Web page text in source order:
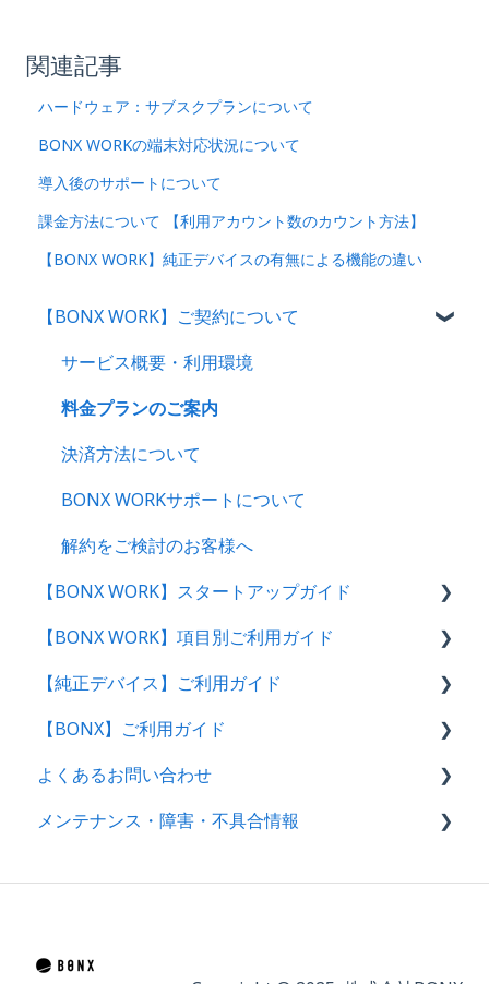
関連記事
ハードウェア：サブスクプランについて
BONX WORKの端末対応状況について
導入後のサポートについて
課金方法について 【利用アカウント数のカウント方法】
【BONX WORK】純正デバイスの有無による機能の違い
【BONX WORK】ご契約について
サービス概要・利用環境
料金プランのご案内
決済方法について
BONX WORKサポートについて
解約をご検討のお客様へ
【BONX WORK】スタートアップガイド
スタートアップガイド・動画
管理者向け操作ガイド
アプリユーザー向け操作ガイド｜ログイン方法
【BONX WORK】項目別ご利用ガイド
グループトークの始め方
テナント・アカウント作成〜ログイン
管理コンソール操作ガイド【管理者・マネー
ビジネスプラン機能ガイド｜iOS・Android
【純正デバイス】ご利用ガイド
BONX Stick
BONX BOOST
BONX mini
製品情報
【BONX】ご利用ガイド
BONXアプリ利用案内
よくあるお問い合わせ
充電・電源関連
アプリ関連：BONX/BONX WORK共通
メンテナンス・障害・不具合情報
メンテナンス情報